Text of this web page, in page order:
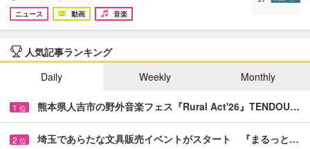
ニュース
動画 音楽
人気記事ランキング
Daily
Weekly Monthly
1 位 熊本県人吉市の野外音楽フェス『Rural Act'26』TENDOU…
2 位 埼玉であらたな文具販売イベントがスタート 『まるっと…